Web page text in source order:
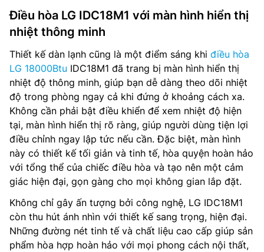
Điều hòa LG IDC18M1 với màn hình hiển thị
nhiệt thông minh
Thiết kế dàn lạnh cũng là một điểm sáng khi điều hòa
LG 18000Btu IDC18M1 đã trang bị màn hình hiển thị
nhiệt độ thông minh, giúp bạn dễ dàng theo dõi nhiệt
độ trong phòng ngay cả khi đứng ở khoảng cách xa.
Không cần phải bật điều khiển để xem nhiệt độ hiện
tại, màn hình hiển thị rõ ràng, giúp người dùng tiện lợi
điều chỉnh ngay lập tức nếu cần. Đặc biệt, màn hình
này có thiết kế tối giản và tinh tế, hòa quyện hoàn hảo
với tổng thể của chiếc điều hòa và tạo nên một cảm
giác hiện đại, gọn gàng cho mọi không gian lắp đặt.
Không chỉ gây ấn tượng bởi công nghệ, LG IDC18M1
còn thu hút ánh nhìn với thiết kế sang trọng, hiện đại.
Những đường nét tinh tế và chất liệu cao cấp giúp sản
phẩm hòa hợp hoàn hảo với mọi phong cách nội thất,